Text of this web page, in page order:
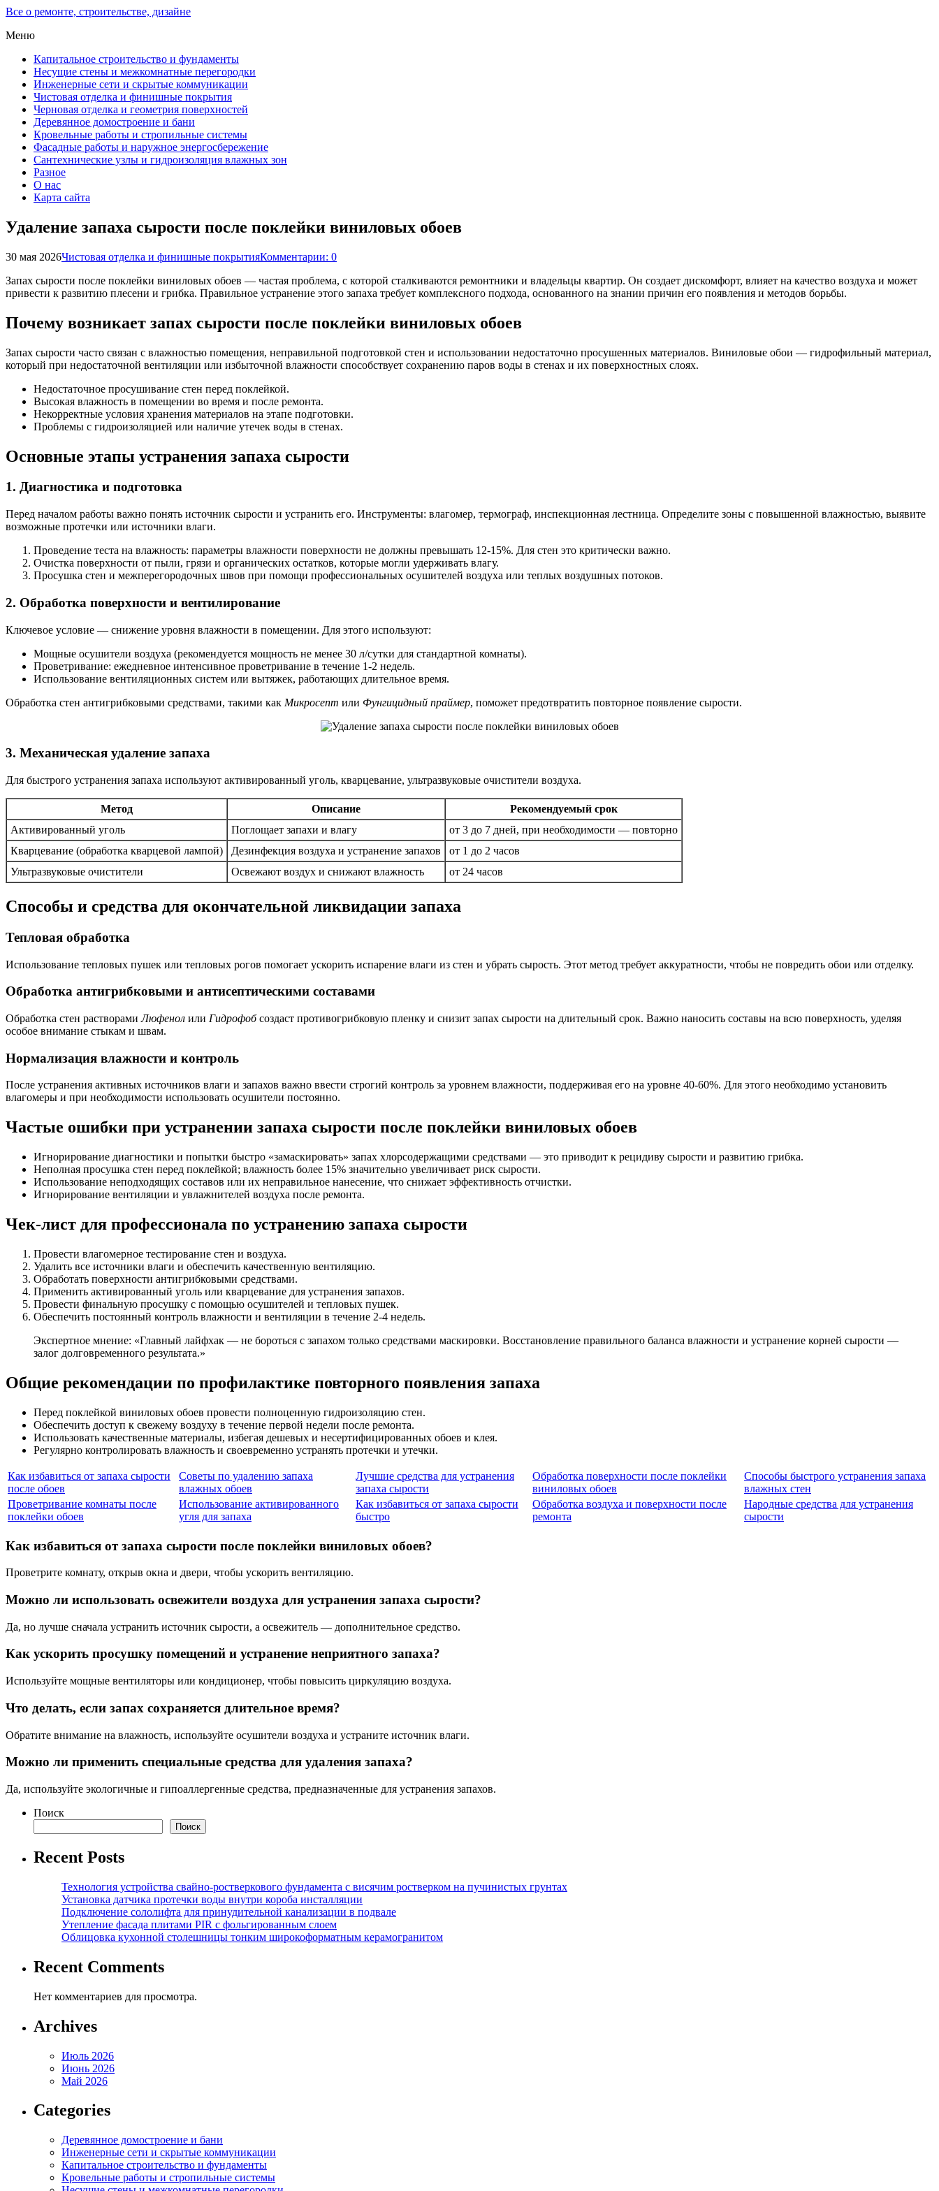
Все о ремонте, строительстве, дизайне
Меню
Капитальное строительство и фундаменты
Несущие стены и межкомнатные перегородки
Инженерные сети и скрытые коммуникации
Чистовая отделка и финишные покрытия
Черновая отделка и геометрия поверхностей
Деревянное домостроение и бани
Кровельные работы и стропильные системы
Фасадные работы и наружное энергосбережение
Сантехнические узлы и гидроизоляция влажных зон
Разное
О нас
Карта сайта
Удаление запаха сырости после поклейки виниловых обоев
30 мая 2026Чистовая отделка и финишные покрытияКомментарии: 0
Запах сырости после поклейки виниловых обоев — частая проблема, с которой сталкиваются ремонтники и владельцы квартир. Он создает дискомфорт, влияет на качество воздуха и может
привести к развитию плесени и грибка. Правильное устранение этого запаха требует комплексного подхода, основанного на знании причин его появления и методов борьбы.
Почему возникает запах сырости после поклейки виниловых обоев
Запах сырости часто связан с влажностью помещения, неправильной подготовкой стен и использовании недостаточно просушенных материалов. Виниловые обои — гидрофильный материал,
который при недостаточной вентиляции или избыточной влажности способствует сохранению паров воды в стенах и их поверхностных слоях.
Недостаточное просушивание стен перед поклейкой.
Высокая влажность в помещении во время и после ремонта.
Некорректные условия хранения материалов на этапе подготовки.
Проблемы с гидроизоляцией или наличие утечек воды в стенах.
Основные этапы устранения запаха сырости
1. Диагностика и подготовка
Перед началом работы важно понять источник сырости и устранить его. Инструменты: влагомер, термограф, инспекционная лестница. Определите зоны с повышенной влажностью, выявите
возможные протечки или источники влаги.
Проведение теста на влажность: параметры влажности поверхности не должны превышать 12-15%. Для стен это критически важно.
Очистка поверхности от пыли, грязи и органических остатков, которые могли удерживать влагу.
Просушка стен и межперегородочных швов при помощи профессиональных осушителей воздуха или теплых воздушных потоков.
2. Обработка поверхности и вентилирование
Ключевое условие — снижение уровня влажности в помещении. Для этого используют:
Мощные осушители воздуха (рекомендуется мощность не менее 30 л/сутки для стандартной комнаты).
Проветривание: ежедневное интенсивное проветривание в течение 1-2 недель.
Использование вентиляционных систем или вытяжек, работающих длительное время.
Обработка стен антигрибковыми средствами, такими как Микросепт или Фунгицидный праймер, поможет предотвратить повторное появление сырости.
3. Механическая удаление запаха
Для быстрого устранения запаха используют активированный уголь, кварцевание, ультразвуковые очистители воздуха.
Метод Описание
Рекомендуемый срок
Активированный уголь
Поглощает запахи и влагу
от 3 до 7 дней, при необходимости — повторно
Кварцевание (обработка кварцевой лампой)
Дезинфекция воздуха и устранение запахов
от 1 до 2 часов
Ультразвуковые очистители
Освежают воздух и снижают влажность от 24 часов
Способы и средства для окончательной ликвидации запаха
Тепловая обработка
Использование тепловых пушек или тепловых рогов помогает ускорить испарение влаги из стен и убрать сырость. Этот метод требует аккуратности, чтобы не повредить обои или отделку.
Обработка антигрибковыми и антисептическими составами
Обработка стен растворамиЛюфенол или Гидрофобсоздаст противогрибковую пленку и снизит запах сырости на длительный срок. Важно наносить составы на всю поверхность, уделяя
особое внимание стыкам и швам.
Нормализация влажности и контроль
После устранения активных источников влаги и запахов важно ввести строгий контроль за уровнем влажности, поддерживая его на уровне 40-60%. Для этого необходимо установить
влагомеры и при необходимости использовать осушители постоянно.
Частые ошибки при устранении запаха сырости после поклейки виниловых обоев
Игнорирование диагностики и попытки быстро «замаскировать» запах хлорсодержащими средствами — это приводит к рецидиву сырости и развитию грибка.
Неполная просушка стен перед поклейкой; влажность более 15% значительно увеличивает риск сырости.
Использование неподходящих составов или их неправильное нанесение, что снижает эффективность отчистки.
Игнорирование вентиляции и увлажнителей воздуха после ремонта.
Чек-лист для профессионала по устранению запаха сырости
Провести влагомерное тестирование стен и воздуха.
Удалить все источники влаги и обеспечить качественную вентиляцию.
Обработать поверхности антигрибковыми средствами.
Применить активированный уголь или кварцевание для устранения запахов.
Провести финальную просушку с помощью осушителей и тепловых пушек.
Обеспечить постоянный контроль влажности и вентиляции в течение 2-4 недель.
Экспертное мнение: «Главный лайфхак — не бороться с запахом только средствами маскировки. Восстановление правильного баланса влажности и устранение корней сырости —
залог долговременного результата.»
Общие рекомендации по профилактике повторного появления запаха
Перед поклейкой виниловых обоев провести полноценную гидроизоляцию стен.
Обеспечить доступ к свежему воздуху в течение первой недели после ремонта.
Использовать качественные материалы, избегая дешевых и несертифицированных обоев и клея.
Регулярно контролировать влажность и своевременно устранять протечки и утечки.
Как избавиться от запаха сырости
после обоев
Советы по удалению запаха
влажных обоев
Лучшие средства для устранения
запаха сырости
Обработка поверхности после поклейки
виниловых обоев
Способы быстрого устранения запаха
влажных стен
Проветривание комнаты после
поклейки обоев
Использование активированного
угля для запаха
Как избавиться от запаха сырости
быстро
Обработка воздуха и поверхности после
ремонта
Народные средства для устранения
сырости
Как избавиться от запаха сырости после поклейки виниловых обоев?
Проветрите комнату, открыв окна и двери, чтобы ускорить вентиляцию.
Можно ли использовать освежители воздуха для устранения запаха сырости?
Да, но лучше сначала устранить источник сырости, а освежитель — дополнительное средство.
Как ускорить просушку помещений и устранение неприятного запаха?
Используйте мощные вентиляторы или кондиционер, чтобы повысить циркуляцию воздуха.
Что делать, если запах сохраняется длительное время?
Обратите внимание на влажность, используйте осушители воздуха и устраните источник влаги.
Можно ли применить специальные средства для удаления запаха?
Да, используйте экологичные и гипоаллергенные средства, предназначенные для устранения запахов.
Поиск
Поиск
Recent Posts
Технология устройства свайно-ростверкового фундамента с висячим ростверком на пучинистых грунтах
Установка датчика протечки воды внутри короба инсталляции
Подключение сололифта для принудительной канализации в подвале
Утепление фасада плитами PIR с фольгированным слоем
Облицовка кухонной столешницы тонким широкоформатным керамогранитом
Recent Comments
Нет комментариев для просмотра.
Archives
Июль 2026
Июнь 2026
Май 2026
Categories
Деревянное домостроение и бани
Инженерные сети и скрытые коммуникации
Капитальное строительство и фундаменты
Кровельные работы и стропильные системы